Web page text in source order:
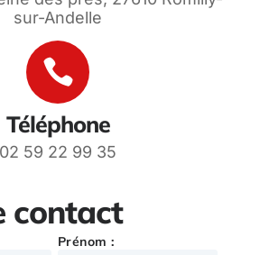
sur-Andelle
Téléphone
02 59 22 99 35
contact
Prénom :